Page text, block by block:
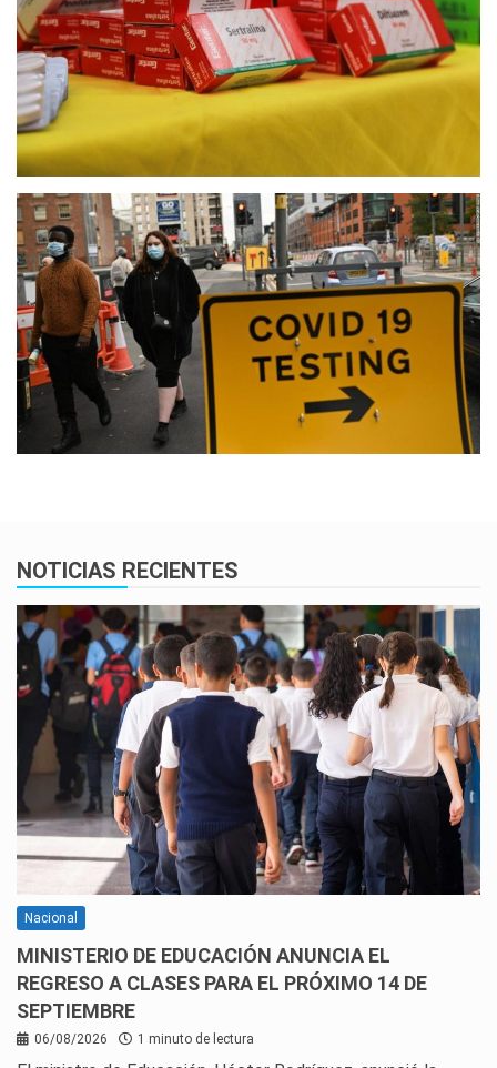
NOTICIAS RECIENTES
Nacional
MINISTERIO DE EDUCACIÓN ANUNCIA EL
REGRESO A CLASES PARA EL PRÓXIMO 14 DE
SEPTIEMBRE
06/08/2026 1 minuto de lectura